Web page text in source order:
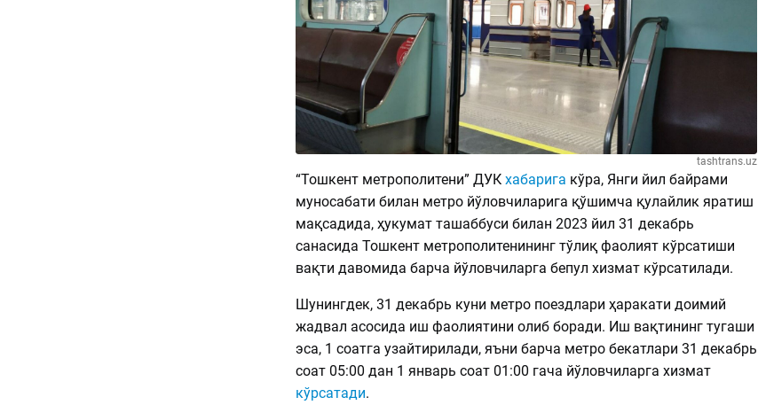
tashtrans.uz
“Тошкент метрополитени” ДУК хабарига кўра, Янги йил байрами
муносабати билан метро йўловчиларига қўшимча қулайлик яратиш
мақсадида, ҳукумат ташаббуси билан 2023 йил 31 декабрь
санасида Тошкент метрополитенининг тўлиқ фаолият кўрсатиши
вақти давомида барча йўловчиларга бепул хизмат кўрсатилади.
Шунингдек, 31 декабрь куни метро поездлари ҳаракати доимий
жадвал асосида иш фаолиятини олиб боради. Иш вақтининг тугаши
эса, 1 соатга узайтирилади, яъни барча метро бекатлари 31 декабрь
соат 05:00 дан 1 январь соат 01:00 гача йўловчиларга хизмат
кўрсатади.